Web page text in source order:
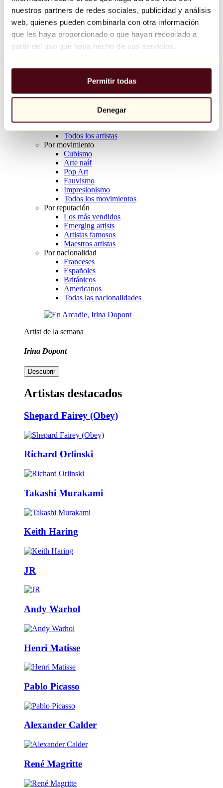
nuestros partners de redes sociales, publicidad y análisis
web, quienes pueden combinarla con otra información
que les haya proporcionado o que hayan recopilado a
partir del uso que haya hecho de sus servicios.
Permitir todas
Denegar
Balloon Dog (Orange)
Jeff Koons
10.000 €
Explorar
Todos los escultores
Todos los fotógrafos
Todos los artistas
Por movimiento
Cubismo
Arte naíf
Pop Art
Fauvismo
Impresionismo
Todos los movimientos
Por reputación
Los más vendidos
Emerging artists
Artistas famosos
Maestros artistas
Por nacionalidad
Franceses
Españoles
Británicos
Americanos
Todas las nacionalidades
Artist de la semana
Irina Dopont
Descubrir
Artistas destacados
Shepard Fairey (Obey)
Richard Orlinski
Takashi Murakami
Keith Haring
JR
Andy Warhol
Henri Matisse
Pablo Picasso
Alexander Calder
René Magritte